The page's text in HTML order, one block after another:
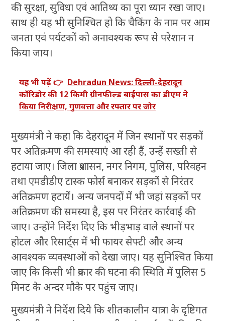
की सुरक्षा, सुविधा एवं आतिथ्य का पूरा ध्यान रखा जाए।
साथ ही यह भी सुनिश्चित हो कि चैकिंग के नाम पर आम
जनता एवं पर्यटकों को अनावश्यक रूप से परेशान न
किया जाय।
यह भी पढ़ें 👉 Dehradun News: दिल्ली-देहरादून
कॉरिडोर की 12 किमी ग्रीनफील्ड बाईपास का डीएम ने
किया निरीक्षण, गुणवत्ता और रफ्तार पर जोर
मुख्यमंत्री ने कहा कि देहरादून में जिन स्थानों पर सड़कों
पर अतिक्रमण की समस्याएं आ रही हैं, उन्हें सख्ती से
हटाया जाए। जिला प्रशासन, नगर निगम, पुलिस, परिवहन
तथा एमडीडीए टास्क फोर्स बनाकर सड़कों से निरंतर
अतिक्रमण हटायें। अन्य जनपदों में भी जहां सड़कों पर
अतिक्रमण की समस्या है, इस पर निरंतर कार्रवाई की
जाए। उन्होंने निर्देश दिए कि भीड़भाड़ वाले स्थानों पर
होटल और रिसार्ट्स में भी फायर सेफ्टी और अन्य
आवश्यक व्यवस्थाओं को देखा जाए। यह सुनिश्चित किया
जाए कि किसी भी प्रकार की घटना की स्थिति में पुलिस 5
मिनट के अन्दर मौके पर पहुंच जाए।
मुख्यमंत्री ने निर्देश दिये कि शीतकालीन यात्रा के दृष्टिगत